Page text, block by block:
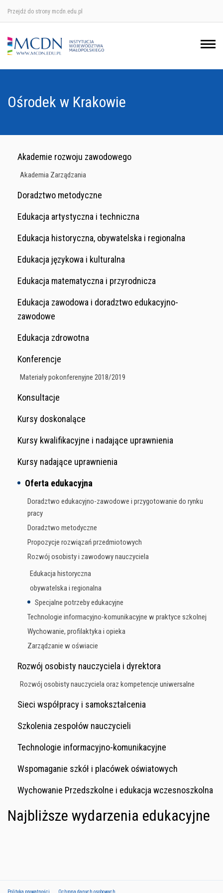
Przejdź do strony mcdn.edu.pl
Ośrodek w Krakowie
Akademie rozwoju zawodowego
Akademia Zarządzania
Doradztwo metodyczne
Edukacja artystyczna i techniczna
Edukacja historyczna, obywatelska i regionalna
Edukacja językowa i kulturalna
Edukacja matematyczna i przyrodnicza
Edukacja zawodowa i doradztwo edukacyjno-
zawodowe
Edukacja zdrowotna
Konferencje
Materiały pokonferenyjne 2018/2019
Konsultacje
Kursy doskonalące
Kursy kwalifikacyjne i nadające uprawnienia
Kursy nadające uprawnienia
Oferta edukacyjna
Doradztwo edukacyjno-zawodowe i przygotowanie do rynku
pracy
Doradztwo metodyczne
Propozycje rozwiązań przedmiotowych
Rozwój osobisty i zawodowy nauczyciela
Edukacja historyczna
obywatelska i regionalna
Specjalne potrzeby edukacyjne
Technologie informacyjno-komunikacyjne w praktyce szkolnej
Wychowanie, profilaktyka i opieka
Zarządzanie w oświacie
Rozwój osobisty nauczyciela i dyrektora
Rozwój osobisty nauczyciela oraz kompetencje uniwersalne
Sieci współpracy i samokształcenia
Szkolenia zespołów nauczycieli
Technologie informacyjno-komunikacyjne
Wspomaganie szkół i placówek oświatowych
Wychowanie Przedszkolne i edukacja wczesnoszkolna
Najbliższe wydarzenia edukacyjne
Polityka prywatności Ochrona danych osobowych
Ośrodek w Krakowie
Ośrodek w Nowym Sączu
Ośrodek w Tarnowie